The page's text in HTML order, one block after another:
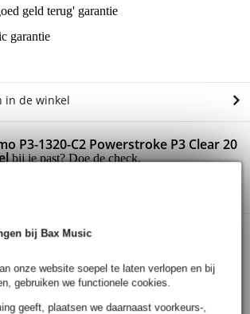
bij Bax Music
onze website soepel te laten verlopen en bij
gebruiken we functionele cookies.
geeft, plaatsen we daarnaast voorkeurs-,
geld terug' garantie
garantie
in de winkel
P3-1320-C2 Powerstroke P3 Clear 20
bij je past? Doe de check.
20 inch Powerstroke 3 Ambassador
mil (0.254mm) transparant Mylar